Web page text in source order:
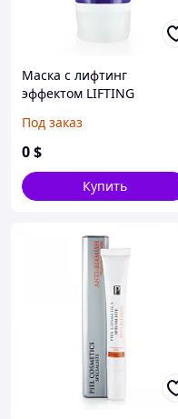
Маска с лифтинг
эффектом LIFTING
Под заказ
0$
Купить